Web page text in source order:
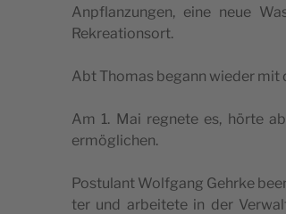
Anpflan­zun­gen, eine neue
Rekreationsort.
Abt Tho­mas begann wie­der mit
Am 1. Mai reg­ne­te es, hör­te
ermöglichen.
Pos­tu­lant Wolf­gang Gehr­ke
ter und arbei­te­te in der